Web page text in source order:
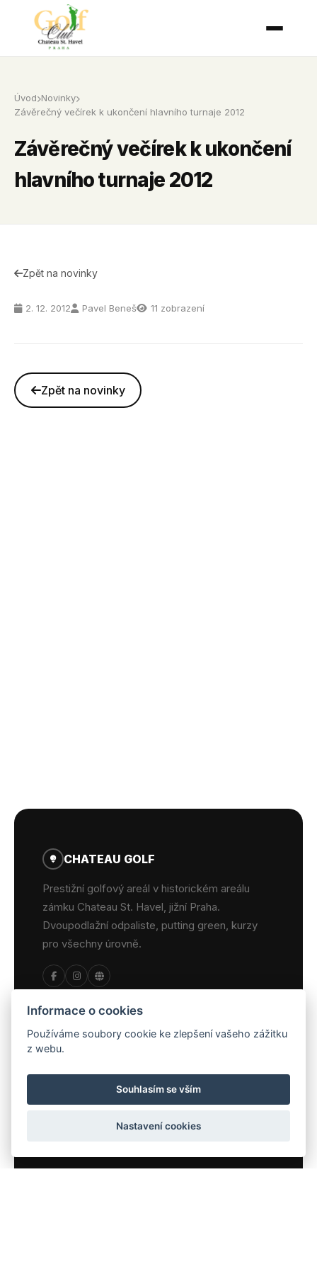
Úvod Novinky
Závěrečný večírek k ukončení hlavního turnaje 2012
Závěrečný večírek k ukončení
hlavního turnaje 2012
Zpět na novinky
2. 12. 2012 Pavel Beneš 11 zobrazení
Zpět na novinky
CHATEAU GOLF
Prestižní golfový areál v historickém areálu
zámku Chateau St. Havel, jižní Praha.
Dvoupodlažní odpaliste, putting green, kurzy
pro všechny úrovně.
KONTAKT
Samoobslužná recepce
Tel.:+420 602 790 639
Před nádražím 6, Praha 4
Informace o cookies
Používáme soubory cookie ke zlepšení vašeho zážitku
z webu.
Souhlasím se vším
Nastavení cookies